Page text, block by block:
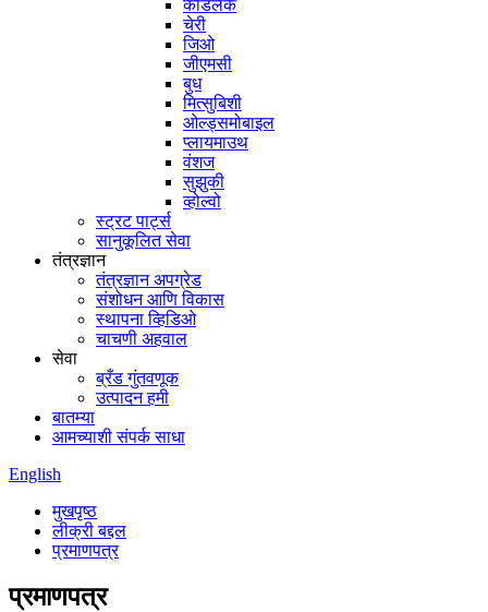
कॅडिलॅक
चेरी
जिओ
जीएमसी
बुध
मित्सुबिशी
ओल्ड्समोबाइल
प्लायमाउथ
वंशज
सुझुकी
व्होल्वो
स्ट्रट पार्ट्स
सानुकूलित सेवा
तंत्रज्ञान
तंत्रज्ञान अपग्रेड
संशोधन आणि विकास
स्थापना व्हिडिओ
चाचणी अहवाल
सेवा
ब्रँड गुंतवणूक
उत्पादन हमी
बातम्या
आमच्याशी संपर्क साधा
English
मुखपृष्ठ
लीक्री बद्दल
प्रमाणपत्र
प्रमाणपत्र